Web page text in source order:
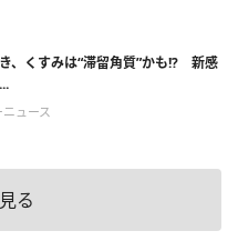
、くすみは“滞留角質”かも!? 新感
ュース
る